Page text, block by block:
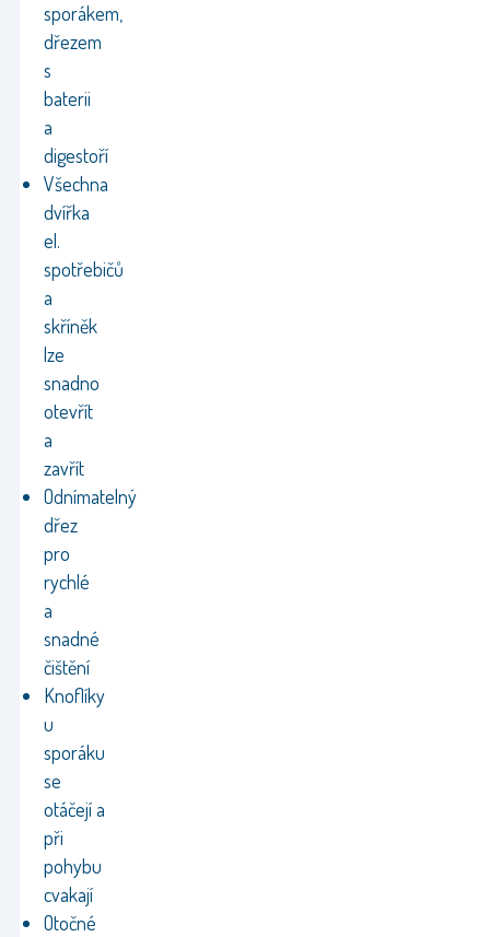
sporákem,
dřezem
s
baterii
a
digestoří
Všechna
dvířka
el.
spotřebičů
a
skříněk
lze
snadno
otevřít
a
zavřít
Odnímatelný
dřez
pro
rychlé
a
snadné
čištění
Knoflíky
u
sporáku
se
otáčejí a
při
pohybu
cvakají
Otočné